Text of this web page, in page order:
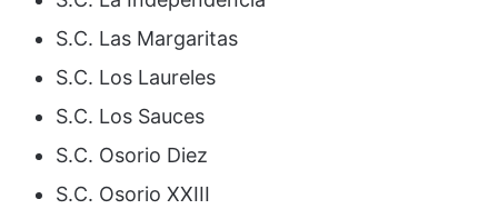
S.C. Las Margaritas
S.C. Los Laureles
S.C. Los Sauces
S.C. Osorio Diez
S.C. Osorio XXIII